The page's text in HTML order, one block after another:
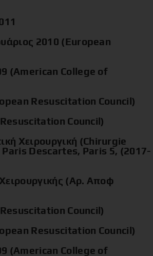
2010 (European
(American College of
Resuscitation Council)
Council)
Χειρουργική (Chirurgie
Descartes, Paris 5, (2017-
(Αρ. Αποφ
Council)
Resuscitation Council)
(American College of